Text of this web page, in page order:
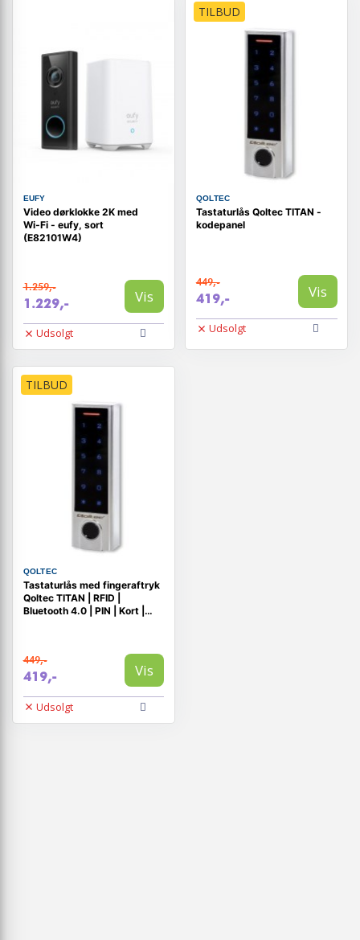
EUFY
Video dørklokke 2K med
Wi‑Fi - eufy, sort
(E82101W4)
1.259,-
1.229,- Vis
Udsolgt
TILBUD
QOLTEC
Tastaturlås Qoltec TITAN -
kodepanel
449,-
419,- Vis
Udsolgt
TILBUD
QOLTEC
Tastaturlås med fingeraftryk
Qoltec TITAN | RFID |
Bluetooth 4.0 | PIN | Kort |
449,-
419,- Vis
Udsolgt